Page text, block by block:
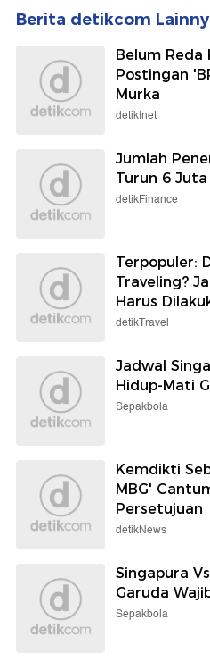
Berita detikcom
Belum Reda
Postingan
Murka
detikInet
Jumlah
Turun 6 Juta
detikFinance
Terpopuler:
Traveling?
Harus
detikTravel
Jadwal
Hidup-Mati
Sepakbola
Kemdikti
MBG'
Persetujuan
detikNews
Singapura
Garuda
Sepakbola